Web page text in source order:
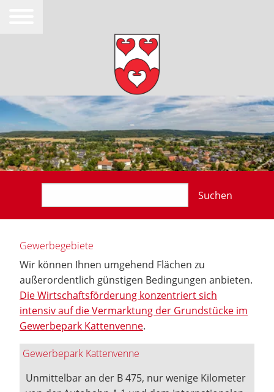
Suchen
Gewerbegebiete
Wir können Ihnen umgehend Flächen zu
außerordentlich günstigen Bedingungen anbieten.
Die Wirtschaftsförderung konzentriert sich
intensiv auf die Vermarktung der Grundstücke im
Gewerbepark Kattenvenne.
Gewerbepark Kattenvenne
Unmittelbar an der B 475, nur wenige Kilometer